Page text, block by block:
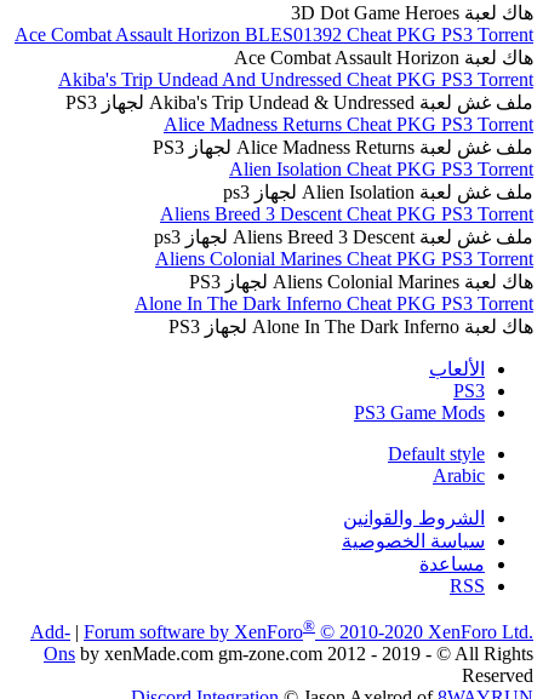
هاك لعبة 3D Dot Game Heroes
Ace Combat Assault Horizon BLES01392 Cheat PKG PS3 Torrent
هاك لعبة Ace Combat Assault Horizon
Akiba's Trip Undead And Undressed Cheat PKG PS3 Torrent
ملف غش لعبة Akiba's Trip Undead & Undressed لجهاز PS3
Alice Madness Returns Cheat PKG PS3 Torrent
ملف غش لعبة Alice Madness Returns لجهاز PS3
Alien Isolation Cheat PKG PS3 Torrent
ملف غش لعبة Alien Isolation لجهاز ps3
Aliens Breed 3 Descent Cheat PKG PS3 Torrent
ملف غش لعبة Aliens Breed 3 Descent لجهاز ps3
Aliens Colonial Marines Cheat PKG PS3 Torrent
هاك لعبة Aliens Colonial Marines لجهاز PS3
Alone In The Dark Inferno Cheat PKG PS3 Torrent
هاك لعبة Alone In The Dark Inferno لجهاز PS3
الألعاب
PS3
PS3 Game Mods
Default style
Arabic
الشروط والقوانين
سياسة الخصوصية
مساعدة
RSS
Forum software by XenForo® © 2010-2020 XenForo Ltd.
|
Add-
Ons by xenMade.com gm-zone.com 2012 - 2019 - © All Rights
Reserved